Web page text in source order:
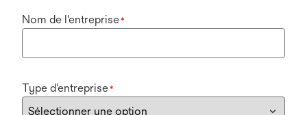
Nom de l'entreprise*
Type d'entreprise*